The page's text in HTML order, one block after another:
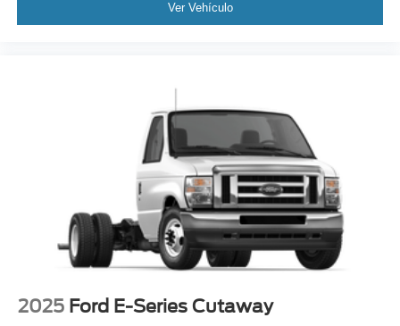
Ver Vehículo
2025 Ford E-Series Cutaway